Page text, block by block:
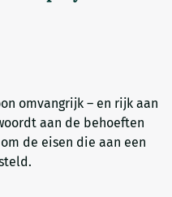
omvangrijk – en rijk aan
aan de behoeften
de eisen die aan een